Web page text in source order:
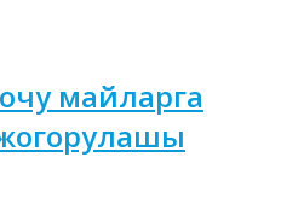
майларга